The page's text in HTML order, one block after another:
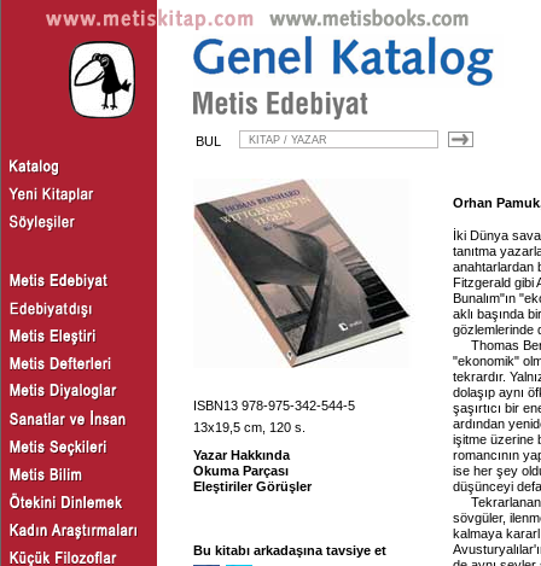
BUL
ISBN13 978-975-342-544-5
13x19,5 cm, 120 s.
Yazar Hakkında
Okuma Parçası
Eleştiriler Görüşler
Bu kitabı arkadaşına tavsiye et
Orhan
İki Dünya
tanıtma
anahtarlardan
Fitzgerald gibi
Bunalım"ın
aklı başında
gözlemlerinde
Thomas
"ekonomik"
tekrardır.
dolaşıp aynı
şaşırtıcı bir
ardından
işitme üzerine
romancının
ise her şey
düşünceyi
sövgüler,
kalmaya